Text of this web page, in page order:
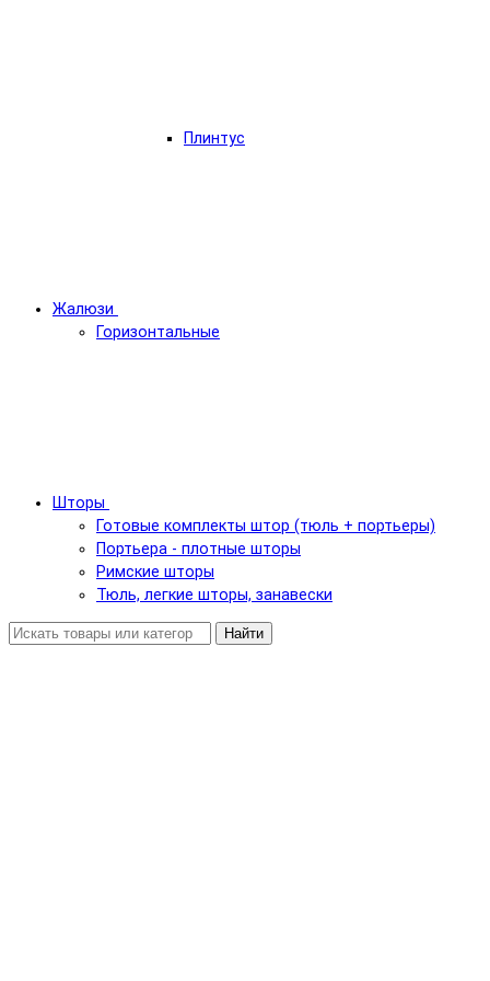
Плинтус
Жалюзи
Горизонтальные
Шторы
Готовые комплекты штор (тюль + портьеры)
Портьера - плотные шторы
Римские шторы
Тюль, легкие шторы, занавески
Найти